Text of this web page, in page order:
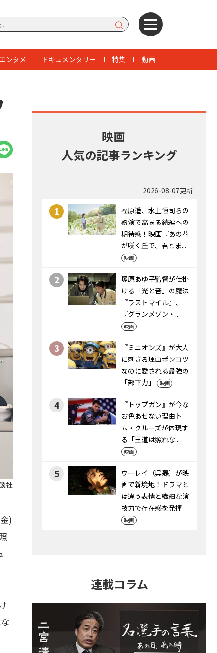
ンタメ ドキュメンタリー 特集 動画
社
)
映画
人気の記事ランキング
2026-08-07更新
1
福原遥、水上恒司らの
熱演で高まる続編への
期待感！映画『あの花
が咲く丘で、君とま...
映画
2
塚原あゆ子監督が仕掛
ける「光と音」の魔法
――『ラストマイル』、
『グランメゾン・...
映画
3
『ミニオンズ』が大人
に刺さる理由――ポンコツ
なのに愛される最強の
「部下力」
映画
4
『トップガン』が今な
お色あせない理由――ト
ム・クルーズが体現す
る「王道は照れな...
映画
5
ウーレイ（呉磊）が映
画で新境地！ドラマと
は違う表情と繊細な演
技力で存在感を発揮
映画
連載コラム